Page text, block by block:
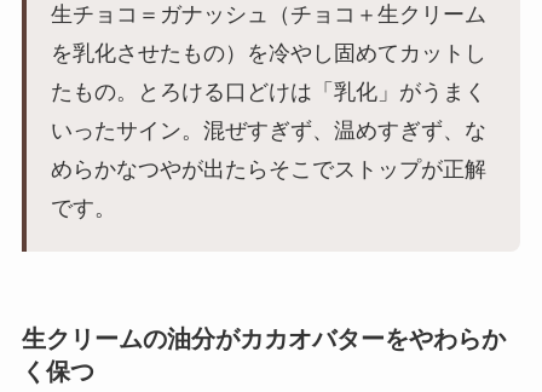
生チョコ＝ガナッシュ（チョコ＋生クリーム
を乳化させたもの）を冷やし固めてカットし
たもの。とろける口どけは「乳化」がうまく
いったサイン。混ぜすぎず、温めすぎず、な
めらかなつやが出たらそこでストップが正解
です。
生クリームの油分がカカオバターをやわらか
く保つ